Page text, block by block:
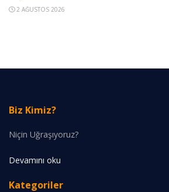
2 AĞUSTOS 2026
Biz Kimiz?
Niçin Uğraşıyoruz?
Devamını oku
Kategoriler